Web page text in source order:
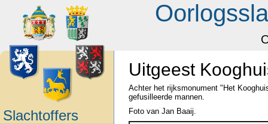
Slachtoffers
Uitgeest
Achter het rijksmonument "Het
gefusilleerde mannen.
Foto van Jan Baaij.